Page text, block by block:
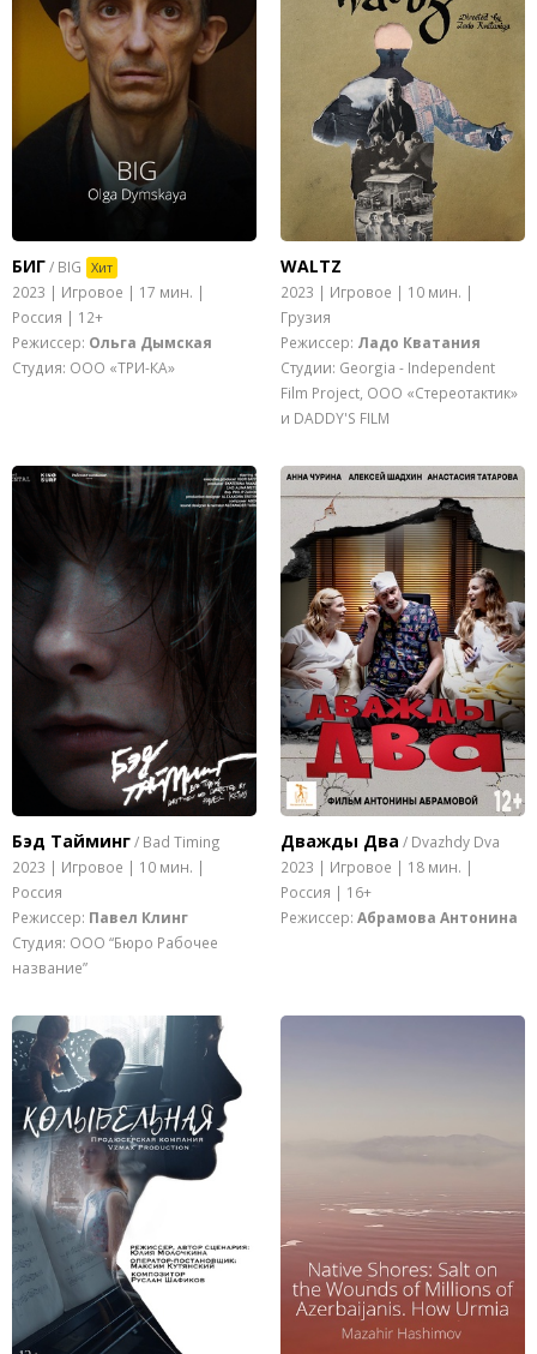
БИГ/ BIG Хит
2023 | Игровое | 17 мин. |
Россия | 12+
Режиссер: Ольга Дымская
Студия: ООО «ТРИ-КА»
WALTZ
2023 | Игровое | 10 мин. |
Грузия
Режиссер: Ладо Кватания
Студии: Georgia - Independent
Film Project, ООО «Стереотактик»
и DADDY'S FILM
Бэд Тайминг/ Bad Timing
2023 | Игровое | 10 мин. |
Россия
Режиссер: Павел Клинг
Студия: ООО “Бюро Рабочее
название”
Дважды Два / Dvazhdy Dva
2023 | Игровое | 18 мин. |
Россия | 16+
Режиссер: Абрамова Антонина